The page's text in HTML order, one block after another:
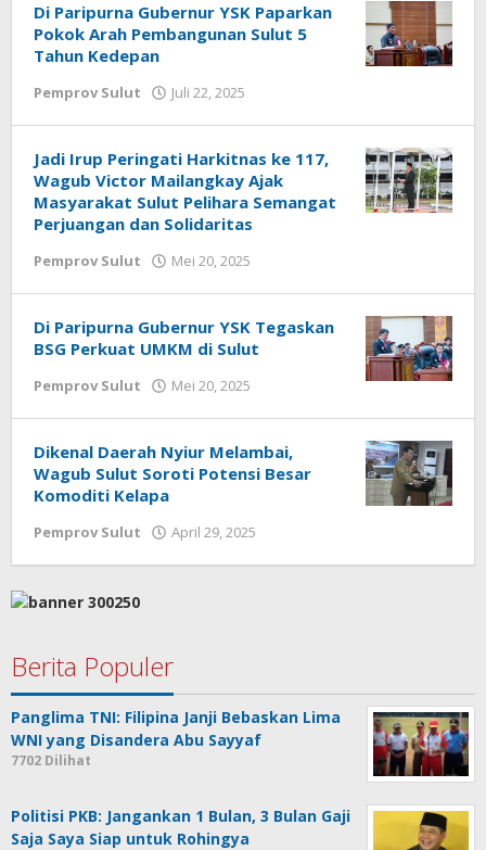
Di Paripurna Gubernur YSK Paparkan
Pokok Arah Pembangunan Sulut 5
Tahun Kedepan
Pemprov Sulut Juli 22, 2025
Jadi Irup Peringati Harkitnas ke 117,
Wagub Victor Mailangkay Ajak
Masyarakat Sulut Pelihara Semangat
Perjuangan dan Solidaritas
Pemprov Sulut Mei 20, 2025
Di Paripurna Gubernur YSK Tegaskan
BSG Perkuat UMKM di Sulut
Pemprov Sulut Mei 20, 2025
Dikenal Daerah Nyiur Melambai,
Wagub Sulut Soroti Potensi Besar
Komoditi Kelapa
Pemprov Sulut April 29, 2025
Berita Populer
Panglima TNI: Filipina Janji Bebaskan Lima
WNI yang Disandera Abu Sayyaf
7702 Dilihat
Politisi PKB: Jangankan 1 Bulan, 3 Bulan Gaji
Saja Saya Siap untuk Rohingya